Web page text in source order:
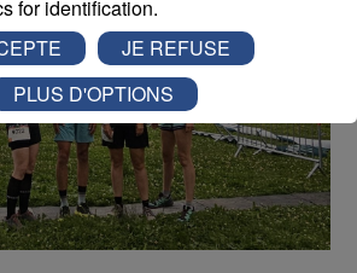
for identification.
JE REFUSE
PLUS D'OPTIONS